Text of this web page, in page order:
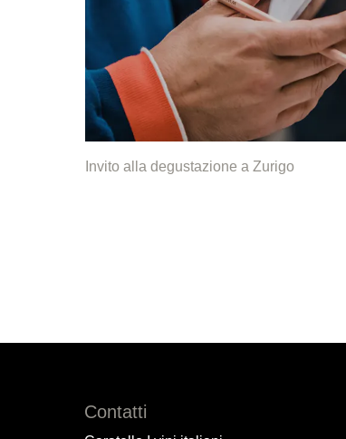
Invito alla degustazione a Zurigo
Contatti